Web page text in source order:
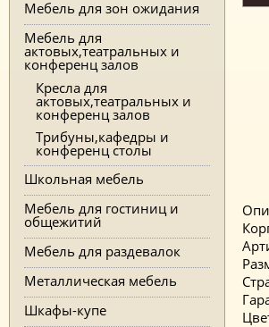
Мебель для зон ожидания
Мебель для
актовых,театральных и
конференц залов
Кресла для
актовых,театральных и
конференц залов
Трибуны,кафедры и
конференц столы
Школьная мебель
Мебель для гостиниц и
общежитий
Мебель для раздевалок
Металлическая мебель
Шкафы-купе